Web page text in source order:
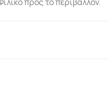
προς το περιβάλλον.